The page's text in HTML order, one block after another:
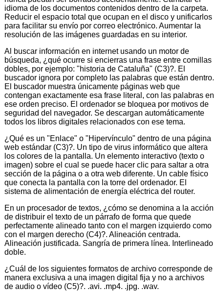
idioma de los documentos contenidos dentro de la carpeta.
Reducir el espacio total que ocupan en el disco y unificarlos
para facilitar su envío por correo electrónico. Aumentar la
resolución de las imágenes guardadas en su interior.
Al buscar información en internet usando un motor de
búsqueda, ¿qué ocurre si encierras una frase entre comillas
dobles, por ejemplo: "historia de Cataluña" (C3)?. El
buscador ignora por completo las palabras que están dentro.
El buscador muestra únicamente páginas web que
contengan exactamente esa frase literal, con las palabras en
ese orden preciso. El ordenador se bloquea por motivos de
seguridad del navegador. Se descargan automáticamente
todos los libros digitales relacionados con ese tema.
¿Qué es un "Enlace" o "Hipervínculo" dentro de una página
web estándar (C3)?. Un tipo de virus informático que altera
los colores de la pantalla. Un elemento interactivo (texto o
imagen) sobre el cual se puede hacer clic para saltar a otra
sección de la página o a otra web diferente. Un cable físico
que conecta la pantalla con la torre del ordenador. El
sistema de alimentación de energía eléctrica del router.
En un procesador de textos, ¿cómo se denomina a la acción
de distribuir el texto de un párrafo de forma que quede
perfectamente alineado tanto con el margen izquierdo como
con el margen derecho (C4)?. Alineación centrada.
Alineación justificada. Sangría de primera línea. Interlineado
doble.
¿Cuál de los siguientes formatos de archivo corresponde de
manera exclusiva a una imagen digital fija y no a archivos
de audio o vídeo (C5)?. .avi. .mp4. .jpg. .wav.